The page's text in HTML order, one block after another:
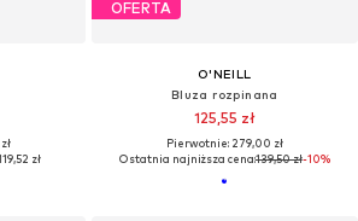
zł
OFERTA
O'NEILL
Bluza rozpinana
125,55 zł
Pierwotnie: 279,00 zł
Ostatnia najniższa cena:139,50 zł-10%